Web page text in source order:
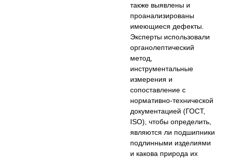
также выявлены и
проанализированы
имеющиеся дефекты.
Эксперты использовали
органолептический
метод,
инструментальные
измерения и
сопоставление с
нормативно-технической
документацией (ГОСТ,
ISO), чтобы определить,
являются ли подшипники
подлинными изделиями
и какова природа их